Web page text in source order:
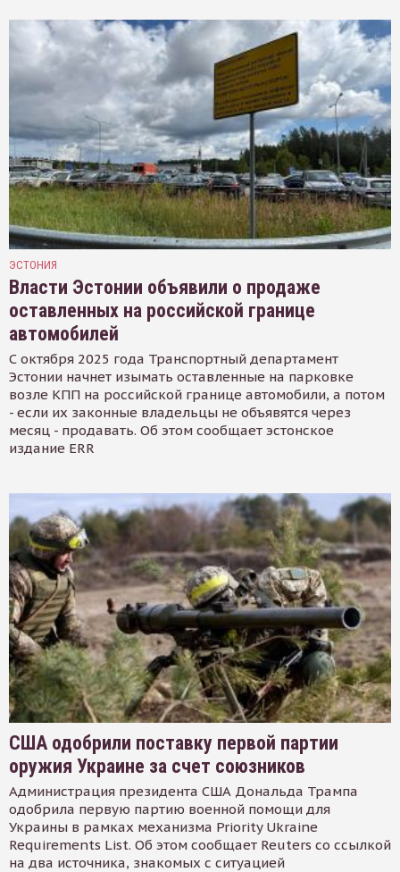
ЭСТОНИЯ
Власти Эстонии объявили о продаже
оставленных на российской границе
автомобилей
С октября 2025 года Транспортный департамент
Эстонии начнет изымать оставленные на парковке
возле КПП на российской границе автомобили, а потом
- если их законные владельцы не объявятся через
месяц - продавать. Об этом сообщает эстонское
издание ERR
США одобрили поставку первой партии
оружия Украине за счет союзников
Администрация президента США Дональда Трампа
одобрила первую партию военной помощи для
Украины в рамках механизма Priority Ukraine
Requirements List. Об этом сообщает Reuters со ссылкой
на два источника, знакомых с ситуацией